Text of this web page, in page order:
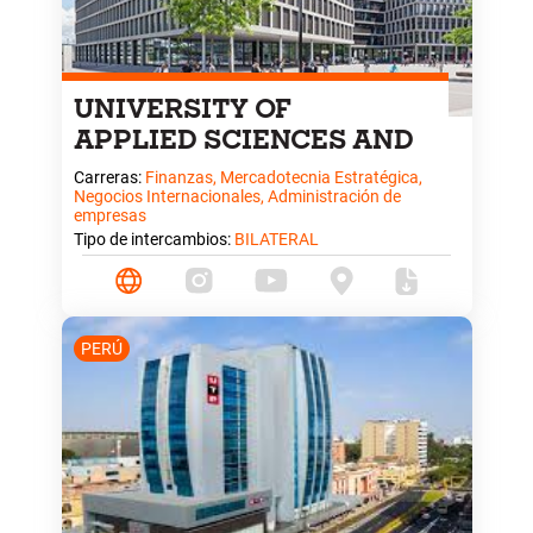
UNIVERSITY OF
APPLIED SCIENCES AND
ARTS NORTHWESTERN
SWITZERLAND
Carreras:Finanzas, Mercadotecnia Estratégica,
Negocios Internacionales, Administración de
empresas
Tipo de intercambios:BILATERAL
PERÚ